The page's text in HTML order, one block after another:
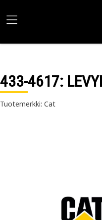
433-4617:
Tuotemerkki: Cat